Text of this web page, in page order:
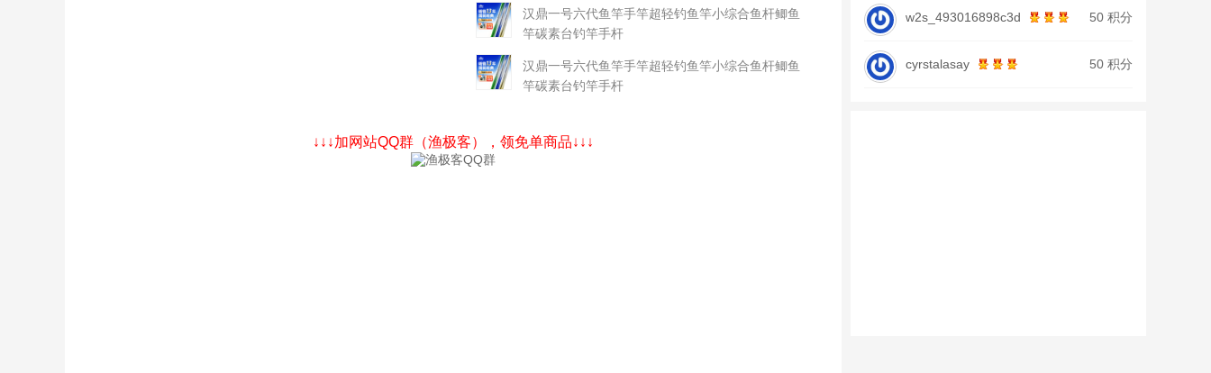
汉鼎一号六代鱼竿手竿超轻钓鱼竿小综合鱼杆鲫鱼
竿碳素台钓竿手杆
汉鼎一号六代鱼竿手竿超轻钓鱼竿小综合鱼杆鲫鱼
竿碳素台钓竿手杆
↓↓↓加网站QQ群（渔极客），领免单商品↓↓↓
w2s_493016898c3d 50 积分
cyrstalasay 50 积分